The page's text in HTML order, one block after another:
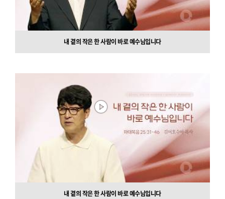
내 곁의 작은 한 사람이 바로 예수님입니다
내 곁의 작은 한 사람이 바로 예수님입니다